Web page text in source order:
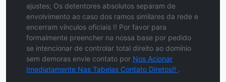
ajustes; Os detentores absolutos separam de
envolvimento ao caso dos ramos similares da rede e
encerram vínculos oficiais !! Por favor para
formalmente preencher na nossa base por pedido
se intencionar de controlar total direito ao domínio
sem demoras envie contato por Nos Acionar
Imediatamente Nas Tabelas Contato Diretos!! .